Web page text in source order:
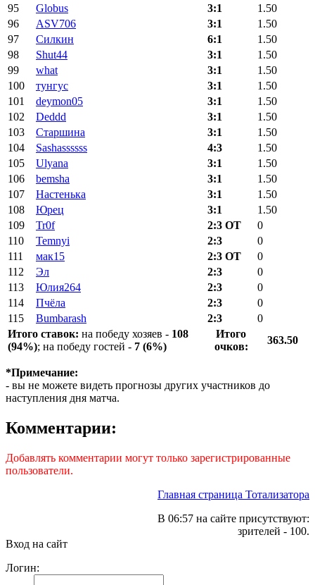
95
Globus 3:1
1.50
96
ASV706 3:1
1.50
97
Силкин 6:1
1.50
98
Shut44 3:1
1.50
99
what 3:1
1.50
100
тунгус 3:1
1.50
101
deymon05 3:1
1.50
102
Deddd 3:1
1.50
103
Старшина 3:1
1.50
104
Sashassssss 4:3
1.50
105
Ulyana 3:1
1.50
106
bemsha 3:1
1.50
107
Настенька 3:1
1.50
108
Юрец 3:1
1.50
109
Tr0f 2:3 ОТ
0
110
Temnyi 2:3
0
111
мак15 2:3 ОТ
0
112
Эл 2:3
0
113
Юлия264 2:3
0
114
Пчёла 2:3
0
115
Bumbarash 2:3
0
Итого ставок: на победу хозяев - 108
(94%); на победу гостей - 7 (6%)
Итого
очков:
363.50
*Примечание:
- вы не можете видеть прогнозы других участников до
наступления дня матча.
Комментарии:
Добавлять комментарии могут только зарегистрированные
пользователи.
Главная страница Тотализатора
В 06:57 на сайте присутствуют:
зрителей - 100.
Вход на сайт
Логин: